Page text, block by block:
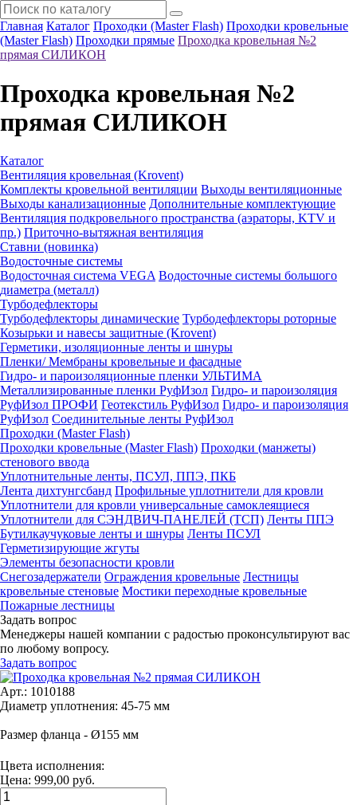
Главная Каталог Проходки (Master Flash) Проходки кровельные
(Master Flash) Проходки прямые Проходка кровельная №2
прямая СИЛИКОН
Проходка кровельная №2
прямая СИЛИКОН
Каталог
Вентиляция кровельная (Krovent)
Комплекты кровельной вентиляции Выходы вентиляционные
Выходы канализационные Дополнительные комплектующие
Вентиляция подкровельного пространства (аэраторы, KTV и
пр.) Приточно-вытяжная вентиляция
Ставни (новинка)
Водосточные системы
Водосточная система VEGA Водосточные системы большого
диаметра (металл)
Турбодефлекторы
Турбодефлекторы динамические Турбодефлекторы роторные
Козырьки и навесы защитные (Krovent)
Герметики, изоляционные ленты и шнуры
Пленки/ Мембраны кровельные и фасадные
Гидро- и пароизоляционные пленки УЛЬТИМА
Металлизированные пленки РуфИзол Гидро- и пароизоляция
РуфИзол ПРОФИ Геотекстиль РуфИзол Гидро- и пароизоляция
РуфИзол Соединительные ленты РуфИзол
Проходки (Master Flash)
Проходки кровельные (Master Flash) Проходки (манжеты)
стенового ввода
Уплотнительные ленты, ПСУЛ, ППЭ, ПКБ
Лента дихтунгсбанд Профильные уплотнители для кровли
Уплотнители для кровли универсальные самоклеящиеся
Уплотнители для СЭНДВИЧ-ПАНЕЛЕЙ (ТСП) Ленты ППЭ
Бутилкаучуковые ленты и шнуры Ленты ПСУЛ
Герметизирующие жгуты
Элементы безопасности кровли
Снегозадержатели Ограждения кровельные Лестницы
кровельные стеновые Мостики переходные кровельные
Пожарные лестницы
Задать вопрос
Менеджеры нашей компании с радостью проконсультируют вас
по любому вопросу.
Задать вопрос
Арт.: 1010188
Диаметр уплотнения: 45-75 мм
Размер фланца - Ø155 мм
Цвета исполнения:
Цена: 999,00 руб.